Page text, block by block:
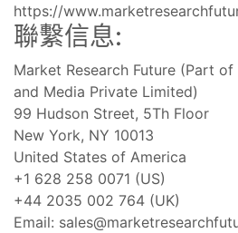
https://
聯繫信息:
Market Research Future (Part
and Media Private Limited)
99 Hudson Street, 5Th Floor
New York, NY 10013
United States of America
+1 628 258 0071 (US)
+44 2035 002 764 (UK)
Email: